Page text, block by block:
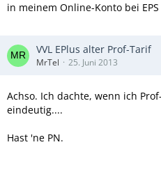
in meinem Online-Konto bei
VVL EPlus alter Prof-Tarif
MrTel 25. Juni 2013
Achso. Ich dachte, wenn ich
eindeutig....
Hast 'ne PN.